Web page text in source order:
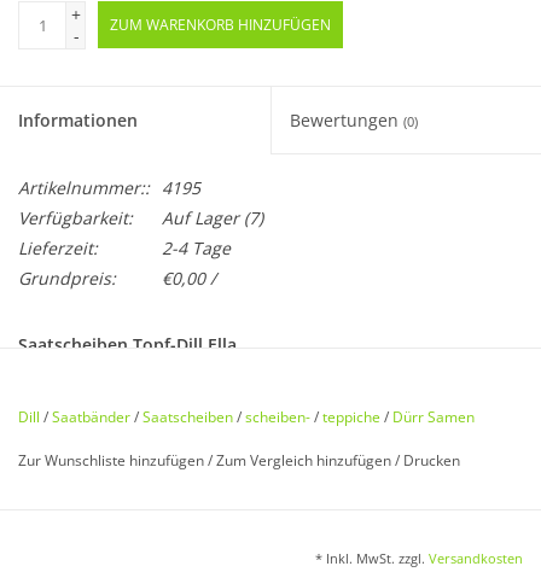
+
-
ZUM WARENKORB HINZUFÜGEN
Informationen Bewertungen (0)
Artikelnummer:: 4195
Verfügbarkeit:
Auf Lager(7)
Lieferzeit:
2-4 Tage
Grundpreis:
€0,00 /
Saatscheiben Topf-Dill Ella
Dill /Saatbänder/Saatscheiben/scheiben-/teppiche / Dürr Samen
Zur Wunschliste hinzufügen/Zum Vergleich hinzufügen/ Drucken
* Inkl. MwSt. zzgl. Versandkosten